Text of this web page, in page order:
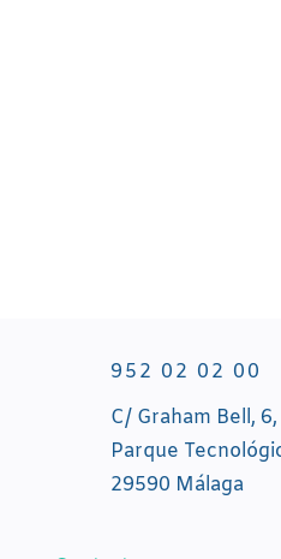
952 02 02 00
C/ Graham Bell,
Parque
29590 Málaga